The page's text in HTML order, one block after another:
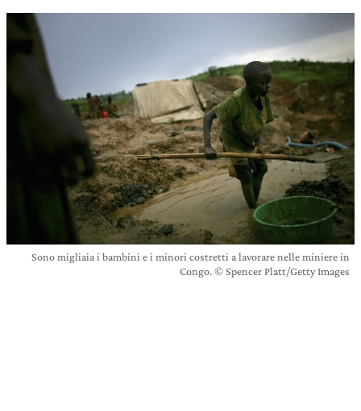
Sono migliaia i bambini e i minori costretti a lavorare nelle miniere in
Congo. © Spencer Platt/Getty Images